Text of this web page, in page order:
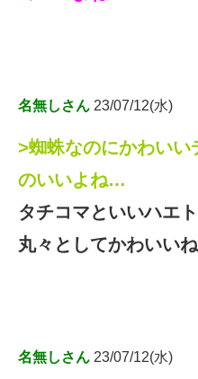
名無しさん 23/07/12(水)
>蜘蛛なのにかわいい
のいいよね…
タチコマといいハエ
丸々としてかわいいね
名無しさん 23/07/12(水)